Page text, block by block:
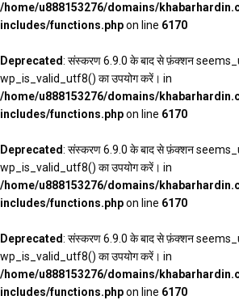
/home/u888153276/domains/
includes/functions.phpon line 6170
Deprecated: संस्करण 6.9.0 के बाद से फ़ंक्शन
wp_is_valid_utf8() का उपयोग करें। in
/home/u888153276/domains/
includes/functions.phpon line 6170
Deprecated: संस्करण 6.9.0 के बाद से फ़ंक्शन
wp_is_valid_utf8() का उपयोग करें। in
/home/u888153276/domains/
includes/functions.phpon line 6170
Deprecated: संस्करण 6.9.0 के बाद से फ़ंक्शन
wp_is_valid_utf8() का उपयोग करें। in
/home/u888153276/domains/
includes/functions.phpon line 6170